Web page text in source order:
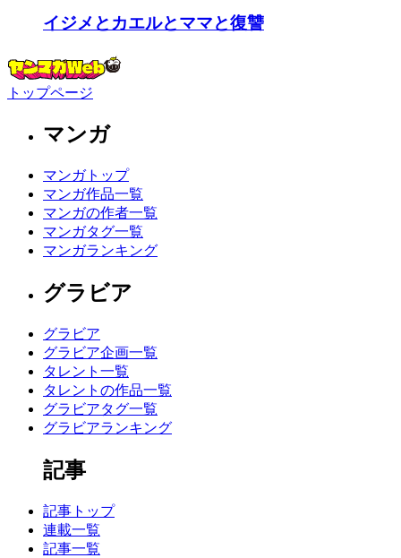
イジメとカエルとママと復讐
トップページ
マンガ
マンガトップ
マンガ作品一覧
マンガの作者一覧
マンガタグ一覧
マンガランキング
グラビア
グラビア
グラビア企画一覧
タレント一覧
タレントの作品一覧
グラビアタグ一覧
グラビアランキング
記事
記事トップ
連載一覧
記事一覧